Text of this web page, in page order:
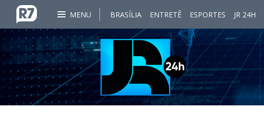
MENU BRASÍLIA ENTRETÊ ESPORTES JR 24H